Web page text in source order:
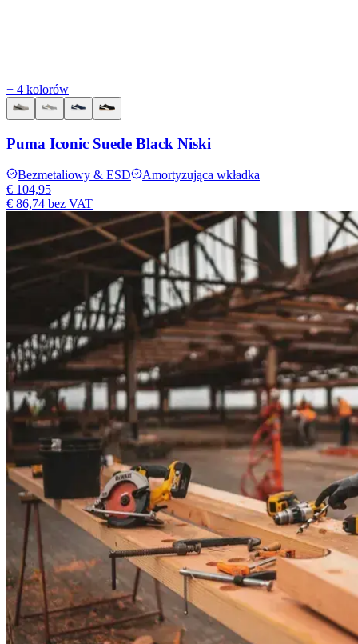
+ 4 kolorów
Puma Iconic Suede Black Niski
Bezmetaliowy & ESD
Amortyzująca wkładka
€ 104,95
€ 86,74 bez VAT